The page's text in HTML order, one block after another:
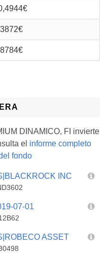
DINAMICO, FI invierte
el informe completo
fondo
INC
07-01
ASSET